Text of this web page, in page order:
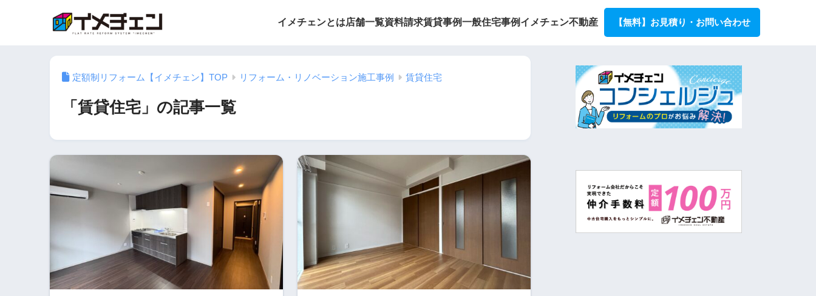
イメチェンとは店舗一覧資料請求賃貸事例一般住宅事例 イメチェン不動産 【無料】お見積り・お問い合わせ
定額制リフォーム【イメチェン】TOP リフォーム・リノベーション施工事例 賃貸住宅
「賃貸住宅」の記事一覧